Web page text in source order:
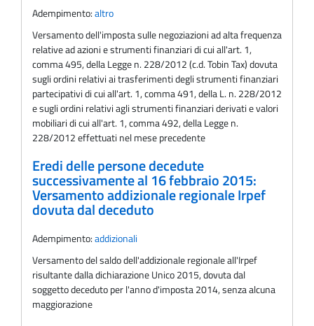
Adempimento:altro
Versamento dell'imposta sulle negoziazioni ad alta frequenza
relative ad azioni e strumenti finanziari di cui all'art. 1,
comma 495, della Legge n. 228/2012 (c.d. Tobin Tax) dovuta
sugli ordini relativi ai trasferimenti degli strumenti finanziari
partecipativi di cui all'art. 1, comma 491, della L. n. 228/2012
e sugli ordini relativi agli strumenti finanziari derivati e valori
mobiliari di cui all'art. 1, comma 492, della Legge n.
228/2012 effettuati nel mese precedente
Eredi delle persone decedute
successivamente al 16 febbraio 2015:
Versamento addizionale regionale Irpef
dovuta dal deceduto
Adempimento:addizionali
Versamento del saldo dell'addizionale regionale all'Irpef
risultante dalla dichiarazione Unico 2015, dovuta dal
soggetto deceduto per l'anno d'imposta 2014, senza alcuna
maggiorazione